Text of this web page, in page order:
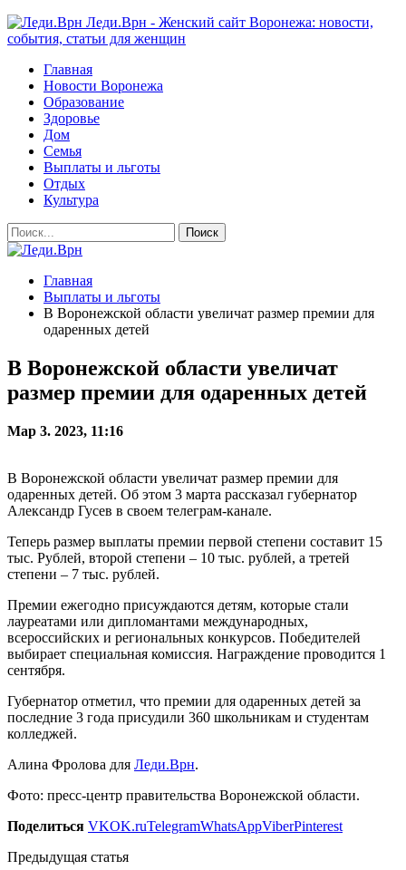
Леди.Врн - Женский сайт Воронежа: новости,
события, статьи для женщин
Главная
Новости Воронежа
Образование
Здоровье
Дом
Семья
Выплаты и льготы
Отдых
Культура
Главная
Выплаты и льготы
В Воронежской области увеличат размер премии для
одаренных детей
В Воронежской области увеличат
размер премии для одаренных детей
Мар 3. 2023, 11:16
В Воронежской области увеличат размер премии для
одаренных детей. Об этом 3 марта рассказал губернатор
Александр Гусев в своем телеграм-канале.
Теперь размер выплаты премии первой степени составит 15
тыс. Рублей, второй степени – 10 тыс. рублей, а третей
степени – 7 тыс. рублей.
Премии ежегодно присуждаются детям, которые стали
лауреатами или дипломантами международных,
всероссийских и региональных конкурсов. Победителей
выбирает специальная комиссия. Награждение проводится 1
сентября.
Губернатор отметил, что премии для одаренных детей за
последние 3 года присудили 360 школьникам и студентам
колледжей.
Алина Фролова для Леди.Врн.
Фото: пресс-центр правительства Воронежской области.
Поделиться VKOK.ruTelegramWhatsAppViberPinterest
Предыдущая статья